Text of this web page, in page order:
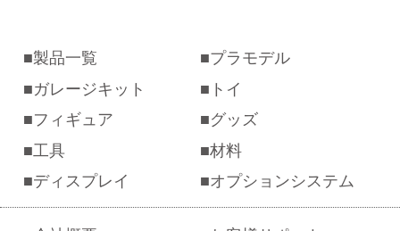
製品一覧
プラモデル
ガレージキット
トイ
フィギュア
グッズ
工具
材料
ディスプレイ
オプションシステム